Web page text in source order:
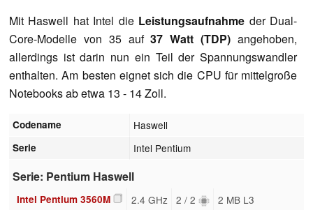
Mit Haswell hat Intel die Leistungsaufnahme der Dual-
Core-Modelle von 35 auf37 Watt (TDP) angehoben,
allerdings ist darin nun ein Teil der Spannungswandler
enthalten. Am besten eignet sich die CPU für mittelgroße
Notebooks ab etwa 13 - 14 Zoll.
Codename Haswell
Serie Intel Pentium
Serie: Pentium Haswell
Intel Pentium 3560M 2.4 GHz 2 / 2 2 MB L3